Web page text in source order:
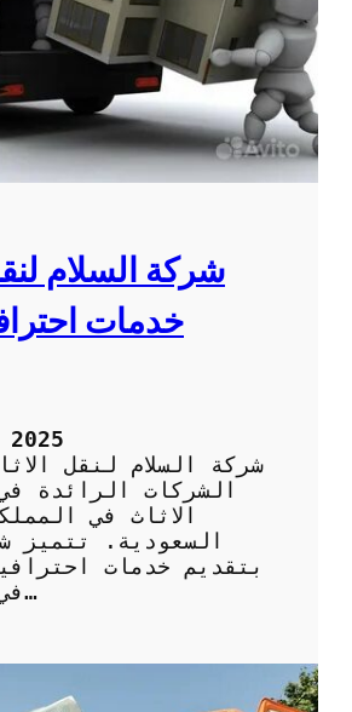
خ
غ
ي
ف
ع
ا
ل
شركة السلام
خدمات
شركة السلام لنقل
الشركات الرائدة
الاثاث في
السعودية. تتميز
بتقديم خدمات
في مجال نقل…